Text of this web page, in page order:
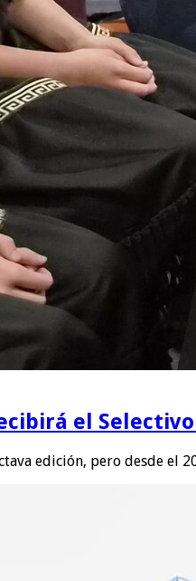
el
edición, pero desde el